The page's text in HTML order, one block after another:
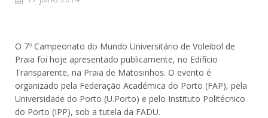
O 7º Campeonato do Mundo Universitário de Voleibol de
Praia foi hoje apresentado publicamente, no Edifício
Transparente, na Praia de Matosinhos. O evento é
organizado pela Federação Académica do Porto (FAP), pela
Universidade do Porto (U.Porto) e pelo Instituto Politécnico
do Porto (IPP), sob a tutela da FADU.